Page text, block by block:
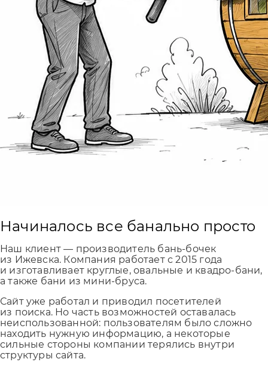
Начиналось все банально просто
Наш клиент — производитель бань-бочек
из Ижевска. Компания работает с 2015 года
и изготавливает круглые, овальные и квадро-бани,
а также бани из мини-бруса.
Сайт уже работал и приводил посетителей
из поиска. Но часть возможностей оставалась
неиспользованной: пользователям было сложно
находить нужную информацию, а некоторые
сильные стороны компании терялись внутри
структуры сайта.